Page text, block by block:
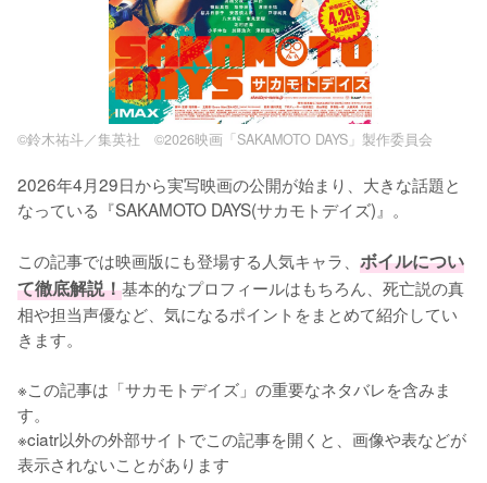
©鈴木祐斗／集英社 ©2026映画「SAKAMOTO DAYS」製作委員会
2026年4月29日から実写映画の公開が始まり、大きな話題と
なっている『SAKAMOTO DAYS(サカモトデイズ)』。
この記事では映画版にも登場する人気キャラ、 ボイルについ
て徹底解説！基本的なプロフィールはもちろん、死亡説の真
相や担当声優など、気になるポイントをまとめて紹介してい
きます。
※この記事は「サカモトデイズ」の重要なネタバレを含みま
す。
※ciatr以外の外部サイトでこの記事を開くと、画像や表などが
表示されないことがあります